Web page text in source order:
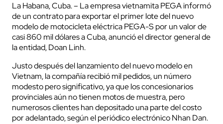
La Habana, Cuba. – La empresa vietnamita PEGA informó
de un contrato para exportar el primer lote del nuevo
modelo de motocicleta eléctrica PEGA-S por un valor de
casi 860 mil dólares a Cuba, anunció el director general de
la entidad, Doan Linh.
Justo después del lanzamiento del nuevo modelo en
Vietnam, la compañía recibió mil pedidos, un número
modesto pero significativo, ya que los concesionarios
provinciales aún no tienen motos de muestra, pero
numerosos clientes han depositado una parte del costo
por adelantado, según el periódico electrónico Nhan Dan.